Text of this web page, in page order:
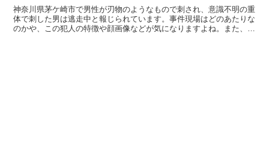
神奈川県茅ケ崎市で男性が刃物のようなもので刺され、意識不明の重
体で刺した男は逃走中と報じられています。事件現場はどのあたりな
のかや、この犯人の特徴や顔画像などが気になりますよね。また、犯